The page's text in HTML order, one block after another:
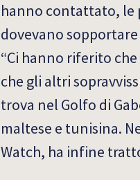
hanno contattato, le
dovevano
“Ci hanno riferito
che gli altri
trova nel Golfo di
maltese e tunisina.
Watch, ha infine